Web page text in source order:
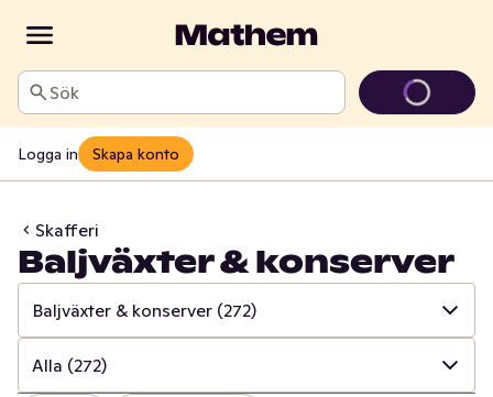
Sök
Logga in Skapa konto
Skafferi
Baljväxter & konserver
Baljväxter & konserver (272)
✓ Alla (1703)
Alla (272)